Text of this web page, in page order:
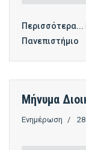
Περισσότερα...
Πανεπιστήμιο
Μήνυμα
Ενημέρωση